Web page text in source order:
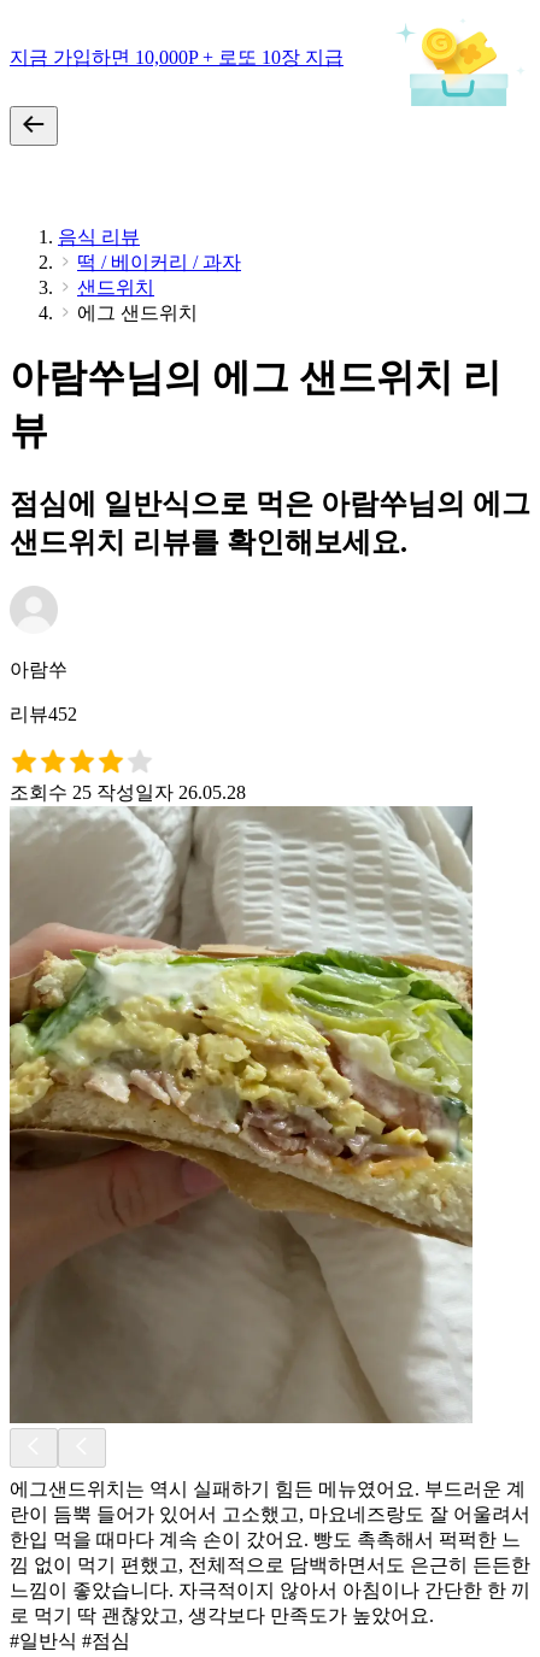
지금 가입하면 10,000P + 로또 10장 지급
음식 리뷰
떡 / 베이커리 / 과자
샌드위치
에그 샌드위치
아람쑤님의 에그 샌드위치 리
뷰
점심에 일반식으로 먹은 아람쑤님의 에그
샌드위치 리뷰를 확인해보세요.
아람쑤
리뷰452
조회수 25 작성일자 26.05.28
에그샌드위치는 역시 실패하기 힘든 메뉴였어요. 부드러운 계
란이 듬뿍 들어가 있어서 고소했고, 마요네즈랑도 잘 어울려서
한입 먹을 때마다 계속 손이 갔어요. 빵도 촉촉해서 퍽퍽한 느
낌 없이 먹기 편했고, 전체적으로 담백하면서도 은근히 든든한
느낌이 좋았습니다. 자극적이지 않아서 아침이나 간단한 한 끼
로 먹기 딱 괜찮았고, 생각보다 만족도가 높았어요.
#일반식 #점심